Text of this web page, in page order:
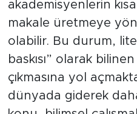
akademisyenlerin
makale üretmeye
olabilir. Bu durum,
baskısı” olarak
çıkmasına yol
dünyada giderek